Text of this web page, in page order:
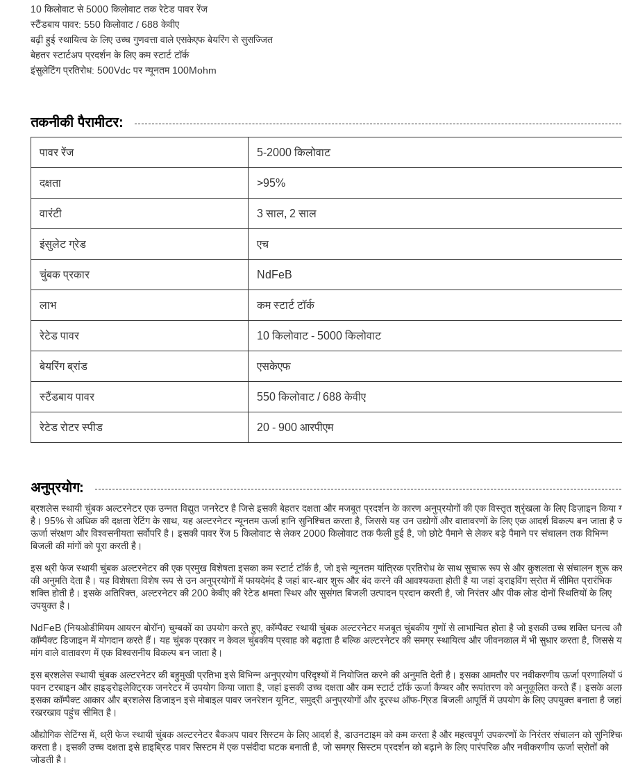
10 किलोवाट से 5000 किलोवाट तक रेटेड पावर रेंज
स्टैंडबाय पावर: 550 किलोवाट / 688 केवीए
बढ़ी हुई स्थायित्व के लिए उच्च गुणवत्ता वाले एसकेएफ बेयरिंग से सुसज्जित
बेहतर स्टार्टअप प्रदर्शन के लिए कम स्टार्ट टॉर्क
इंसुलेटिंग प्रतिरोध: 500Vdc पर न्यूनतम 100Mohm
तकनीकी पैरामीटर:
पावर रेंज 5-2000 किलोवाट
दक्षता >95%
वारंटी 3 साल, 2 साल
इंसुलेट ग्रेड एच
चुंबक प्रकार NdFeB
लाभ कम स्टार्ट टॉर्क
रेटेड पावर 10 किलोवाट - 5000 किलोवाट
बेयरिंग ब्रांड एसकेएफ
स्टैंडबाय पावर 550 किलोवाट / 688 केवीए
रेटेड रोटर स्पीड 20 - 900 आरपीएम
अनुप्रयोग:
ब्रशलेस स्थायी चुंबक अल्टरनेटर एक उन्नत विद्युत जनरेटर है जिसे इसकी बेहतर दक्षता और मजबूत प्रदर्शन के कारण अनुप्रयोगों की एक विस्तृत श्रृंखला के लिए डिज़ाइन किया
है। 95% से अधिक की दक्षता रेटिंग के साथ, यह अल्टरनेटर न्यूनतम ऊर्जा हानि सुनिश्चित करता है, जिससे यह उन उद्योगों और वातावरणों के लिए एक आदर्श विकल्प बन जाता है
ऊर्जा संरक्षण और विश्वसनीयता सर्वोपरि है। इसकी पावर रेंज 5 किलोवाट से लेकर 2000 किलोवाट तक फैली हुई है, जो छोटे पैमाने से लेकर बड़े पैमाने पर संचालन तक विभिन्न
बिजली की मांगों को पूरा करती है।
इस थ्री फेज स्थायी चुंबक अल्टरनेटर की एक प्रमुख विशेषता इसका कम स्टार्ट टॉर्क है, जो इसे न्यूनतम यांत्रिक प्रतिरोध के साथ सुचारू रूप से और कुशलता से संचालन शुरू
की अनुमति देता है। यह विशेषता विशेष रूप से उन अनुप्रयोगों में फायदेमंद है जहां बार-बार शुरू और बंद करने की आवश्यकता होती है या जहां ड्राइविंग स्रोत में सीमित प्रारंभिक
शक्ति होती है। इसके अतिरिक्त, अल्टरनेटर की 200 केवीए की रेटेड क्षमता स्थिर और सुसंगत बिजली उत्पादन प्रदान करती है, जो निरंतर और पीक लोड दोनों स्थितियों के लिए
उपयुक्त है।
NdFeB (नियओडीमियम आयरन बोरॉन) चुम्बकों का उपयोग करते हुए, कॉम्पैक्ट स्थायी चुंबक अल्टरनेटर मजबूत चुंबकीय गुणों से लाभान्वित होता है जो इसकी उच्च शक्ति घनत्व
कॉम्पैक्ट डिजाइन में योगदान करते हैं। यह चुंबक प्रकार न केवल चुंबकीय प्रवाह को बढ़ाता है बल्कि अल्टरनेटर की समग्र स्थायित्व और जीवनकाल में भी सुधार करता है, जिससे
मांग वाले वातावरण में एक विश्वसनीय विकल्प बन जाता है।
इस ब्रशलेस स्थायी चुंबक अल्टरनेटर की बहुमुखी प्रतिभा इसे विभिन्न अनुप्रयोग परिदृश्यों में नियोजित करने की अनुमति देती है। इसका आमतौर पर नवीकरणीय ऊर्जा प्रणालियों
पवन टरबाइन और हाइड्रोइलेक्ट्रिक जनरेटर में उपयोग किया जाता है, जहां इसकी उच्च दक्षता और कम स्टार्ट टॉर्क ऊर्जा कैप्चर और रूपांतरण को अनुकूलित करते हैं। इसके
इसका कॉम्पैक्ट आकार और ब्रशलेस डिजाइन इसे मोबाइल पावर जनरेशन यूनिट, समुद्री अनुप्रयोगों और दूरस्थ ऑफ-ग्रिड बिजली आपूर्ति में उपयोग के लिए उपयुक्त बनाता है जहां
रखरखाव पहुंच सीमित है।
औद्योगिक सेटिंग्स में, थ्री फेज स्थायी चुंबक अल्टरनेटर बैकअप पावर सिस्टम के लिए आदर्श है, डाउनटाइम को कम करता है और महत्वपूर्ण उपकरणों के निरंतर संचालन को
करता है। इसकी उच्च दक्षता इसे हाइब्रिड पावर सिस्टम में एक पसंदीदा घटक बनाती है, जो समग्र सिस्टम प्रदर्शन को बढ़ाने के लिए पारंपरिक और नवीकरणीय ऊर्जा स्रोतों को
जोड़ती है।